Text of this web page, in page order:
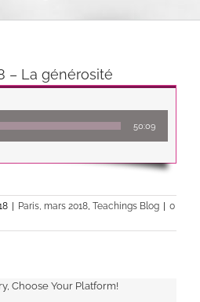
– La générosité
audio
50:09
Paris, mars 2018, Teachings Blog
0
Choose Your Platform!